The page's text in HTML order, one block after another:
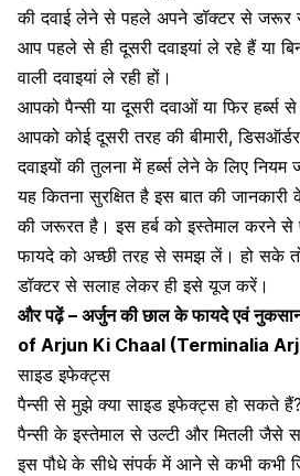
की दवाई लेने से पहले अपने डॉक्टर से जरूर
आप पहले से ही दूसरी दवाइयां ले रहे हैं या
वाली दवाइयां ले रही हों।
आपको पैन्सी या दूसरी दवाओं या फिर हर्ब्स से
आपको कोई दूसरी तरह की बीमारी,
दवाइयों की तुलना में हर्ब्स लेने के लिए नियम
यह कितना सुरक्षित है इस बात की जानकारी
की जरूरत है। इस हर्ब को इस्तेमाल करने
फायदे को अच्छी तरह से समझ लें। हो सके
डॉक्टर से सलाह लेकर ही इसे यूज करें।
और पढ़ें – अर्जुन की छाल के फायदे एवं
of Arjun Ki Chaal (Terminalia
साइड इफेक्ट्स
पैन्सी से मुझे क्या साइड इफेक्ट्स हो सकते हैं?
पैन्सी के इस्तेमाल सेउल्टी और मितली जैसे
इस पौधे के सीधे संपर्क में आने से कभी कभी